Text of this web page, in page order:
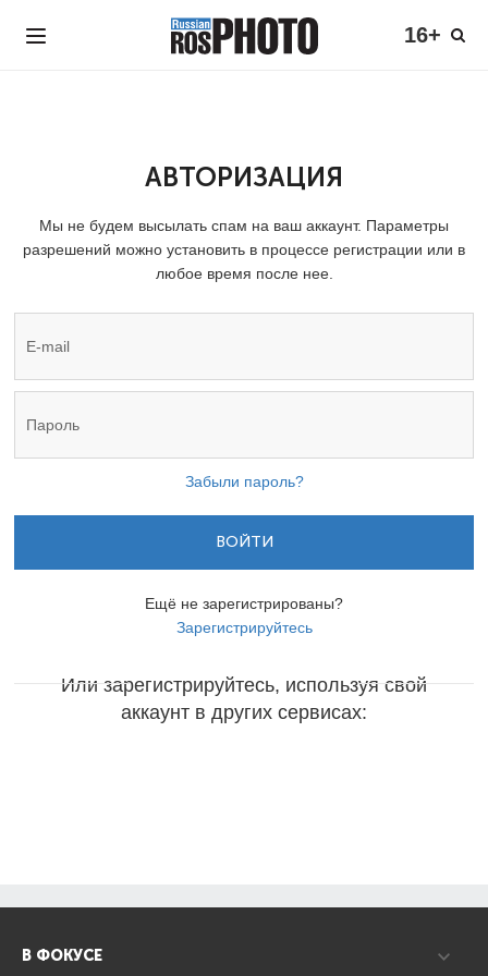
16+
АВТОРИЗАЦИЯ
Мы не будем высылать спам на ваш аккаунт. Параметры
разрешений можно установить в процессе регистрации или в
любое время после нее.
Забыли пароль?
ВОЙТИ
Ещё не зарегистрированы?
Зарегистрируйтесь
Или зарегистрируйтесь, используя свой
аккаунт в других сервисах:
В ФОКУСЕ